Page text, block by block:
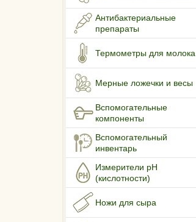
Антибактериальные
препараты
Термометры для молока
Мерные ложечки и весы
Вспомогательные
компоненты
Вспомогательный
инвентарь
Измерители pH
(кислотности)
Ножи для сыра